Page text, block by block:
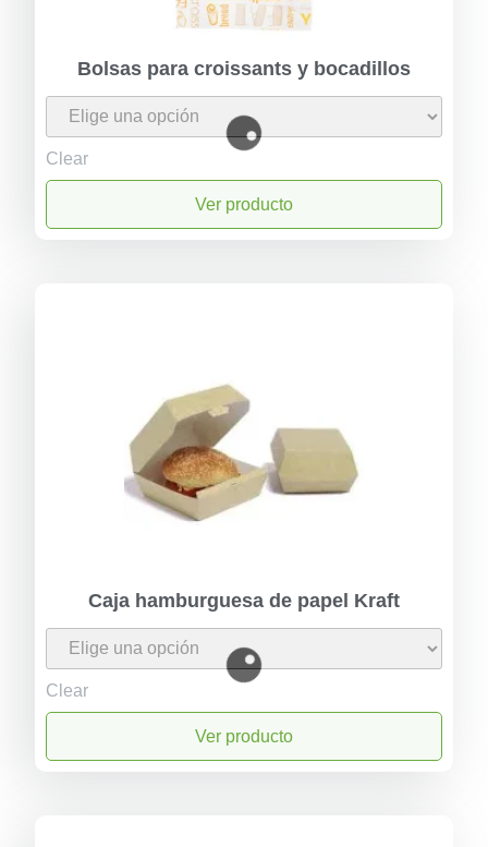
Bolsas para croissants y bocadillos
Clear
Ver producto
Caja hamburguesa de papel Kraft
Clear
Ver producto